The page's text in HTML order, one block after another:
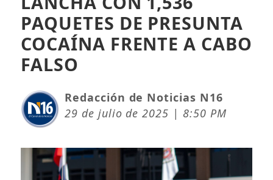
PAQUETES DE PRESUNTA
COCAÍNA FRENTE A CABO
FALSO
Redacción de Noticias N16
29 de julio de 2025 | 8:50 PM